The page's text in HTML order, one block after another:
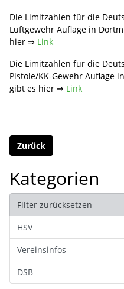
Die Limitzahlen für die
Luftgewehr Auflage in
hier ⇒ Link
Die Limitzahlen für die
Pistole/KK-Gewehr Auflage
gibt es hier ⇒ Link
Zurück
Kategorien
Filter zurücksetzen
HSV
Vereinsinfos
DSB